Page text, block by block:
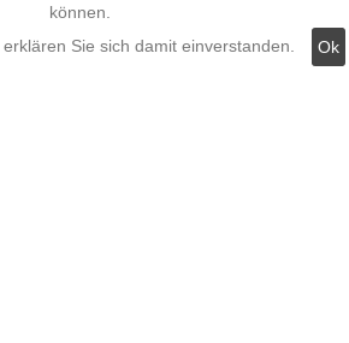
können.
Sie sich damit einverstanden.
Ok